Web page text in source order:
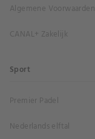
Algemene Voorwaarden
CANAL+ Zakelijk
Sport
Premier Padel
Nederlands elftal